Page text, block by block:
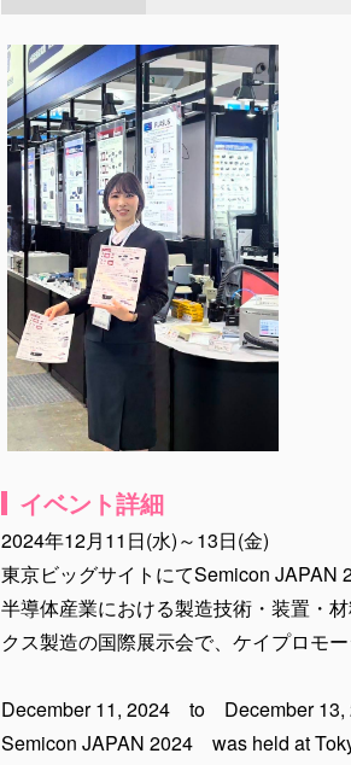
イベント詳細
2024年12月11日(水)～13日(金)
東京ビッグサイトにてSemicon JAPAN
半導体産業における製造技術・装置・
クス製造の国際展示会で、ケイプロモ
December 11, 2024 to December 13,
Semicon JAPAN 2024 was held at